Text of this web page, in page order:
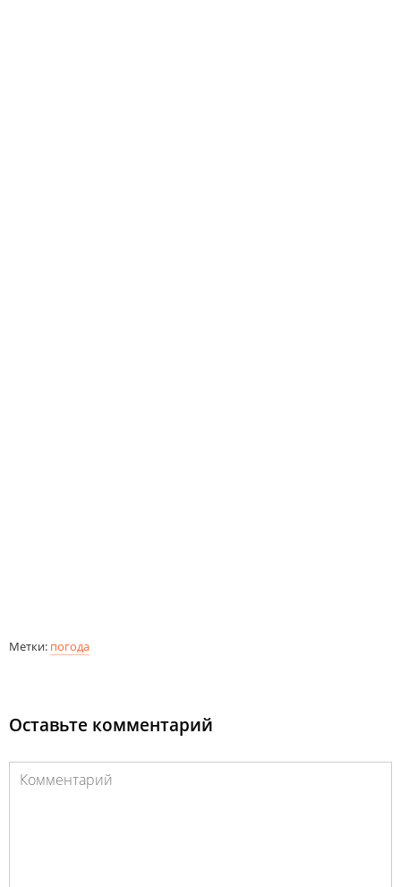
Метки: погода
Оставьте комментарий